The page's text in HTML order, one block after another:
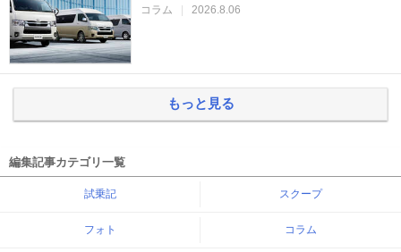
コラム | 2026.8.06
もっと見る
編集記事カテゴリ一覧
試乗記 スクープ
フォト コラム